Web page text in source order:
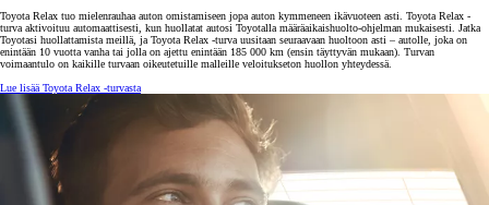
Toyota Relax tuo mielenrauhaa auton omistamiseen jopa auton kymmeneen ikävuoteen asti. Toyota Relax -
turva aktivoituu automaattisesti, kun huollatat autosi Toyotalla määräaikaishuolto-ohjelman mukaisesti. Jatka
Toyotasi huollattamista meillä, ja Toyota Relax -turva uusitaan seuraavaan huoltoon asti – autolle, joka on
enintään 10 vuotta vanha tai jolla on ajettu enintään 185 000 km (ensin täyttyvän mukaan). Turvan
voimaantulo on kaikille turvaan oikeutetuille malleille veloitukseton huollon yhteydessä.
Lue lisää Toyota Relax -turvasta